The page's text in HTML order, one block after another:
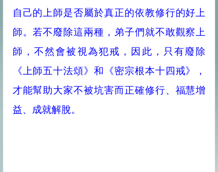
自己的上師是否屬於真正的依教修行的好上
師。若不廢除這兩種，弟子們就不敢觀察上
師，不然會被視為犯戒，因此，只有廢除
《上師五十法頌》和《密宗根本十四戒》，
才能幫助大家不被坑害而正確修行、福慧增
益、成就解脫。